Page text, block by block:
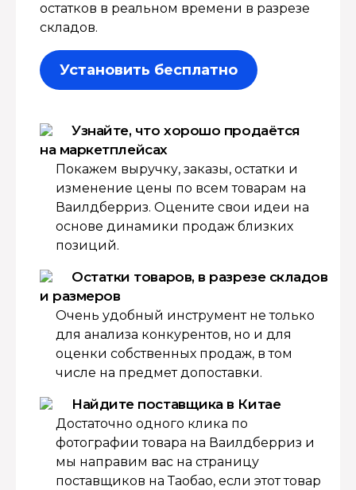
остатков в реальном времени в разрезе
складов.
Установить бесплатно
Узнайте, что хорошо продаётся
на маркетплейсах
Покажем выручку, заказы, остатки и
изменение цены по всем товарам на
Ваилдберриз. Оцените свои идеи на
основе динамики продаж близких
позиций.
Остатки товаров, в разрезе складов
и размеров
Очень удобный инструмент не только
для анализа конкурентов, но и для
оценки собственных продаж, в том
числе на предмет допоставки.
Найдите поставщика в Китае
Достаточно одного клика по
фотографии товара на Ваилдберриз и
мы направим вас на страницу
поставщиков на Таобао, если этот товар